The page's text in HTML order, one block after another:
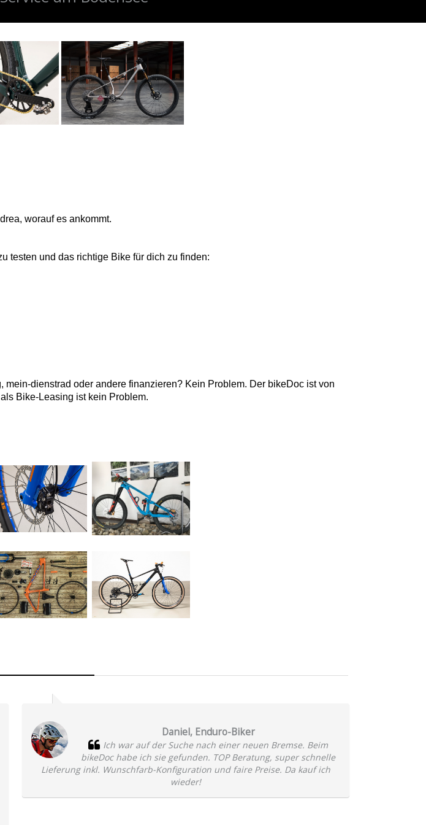
worauf es ankommt.
testen und das richtige Bike für dich zu finden:
dienstrad oder andere finanzieren? Kein Problem. Der bikeDoc ist von
Bike-Leasing ist kein Problem.
Daniel, Enduro-Biker
Ich war auf der Suche nach einer neuen Bremse. Beim
bikeDoc habe ich sie gefunden. TOP Beratung, super schnelle
Lieferung inkl. Wunschfarb-Konfiguration und faire Preise. Da kauf ich
wieder!